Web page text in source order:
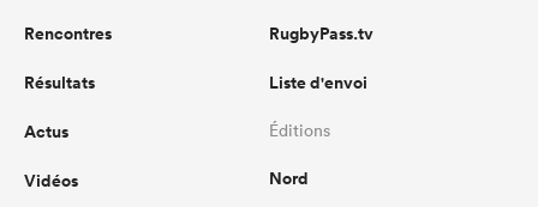
Rencontres
Résultats
Actus
Vidéos
RugbyPass.tv
Liste d'envoi
Éditions
Nord